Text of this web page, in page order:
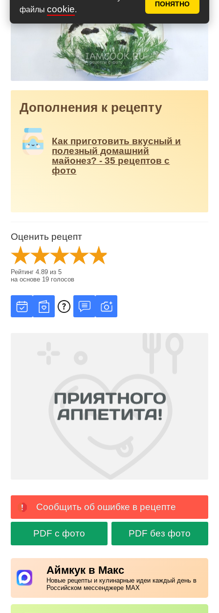
файлы cookie.
ПОНЯТНО
Дополнения к рецепту
Как приготовить вкусный и
полезный домашний
майонез? - 35 рецептов с
фото
Оценить рецепт
Рейтинг4.89 из5
на основе 19 голосов
Сообщить об ошибке в рецепте
PDF с фото PDF без фото
Аймкук в Макс
Новые рецепты и кулинарные идеи каждый день в
Российском мессенджере MAX